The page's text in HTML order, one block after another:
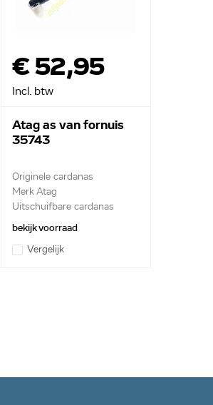
€ 52,95
Incl. btw
Atag as van fornuis
35743
Originele cardanas
Merk Atag
Uitschuifbare cardanas
bekijk voorraad
Vergelijk